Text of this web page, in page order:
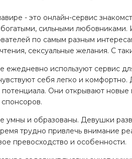
- это онлайн-сервис
сильными
по самым разным
сексуальные желания. С
используют сервис
себя легко и
потенциала. Они открывают
и образованы. Девушки
трудно привлечь внимание
превосходство и особенности.